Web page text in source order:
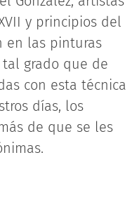
y principios del
en las pinturas
grado que de
con esta técnica
días, los
de que se les